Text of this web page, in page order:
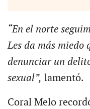
“En el norte
Les da más miedo
denunciar un
sexual”, lamentó.
Coral Melo